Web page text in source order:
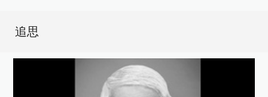
追思